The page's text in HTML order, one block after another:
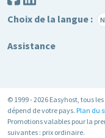
Choix de la langue :
Assistance
© 1999 - 2026 Easyhost, tous
dépend de votre pays. Plan du
Promotions valables pour la
suivantes : prix ordinaire.